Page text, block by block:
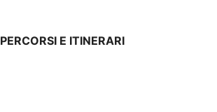
PERCORSI E ITINERARI